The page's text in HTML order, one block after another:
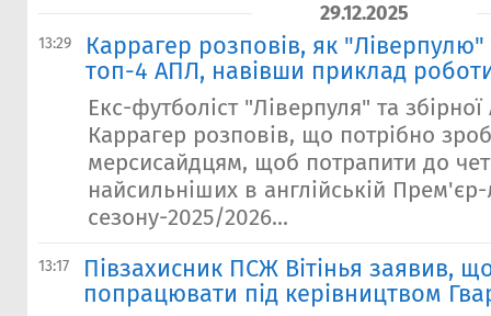
29.12.2025
13:29
Каррагер розповів, як
топ-4 АПЛ, навівши приклад
Екс-футболіст "Ліверпуля" та збірної
Каррагер розповів, що потрібно
мерсисайдцям, щоб потрапити до
найсильніших в англійській Прем'єр-
сезону-2025/2026...
13:17
Півзахисник ПСЖ Вітінья заявив,
попрацювати під керівництвом